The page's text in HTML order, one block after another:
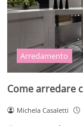
Arredamento
Come arredare
Michela Casaletti